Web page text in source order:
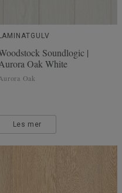
Soundlogic |
Oak White
Oak
Les mer